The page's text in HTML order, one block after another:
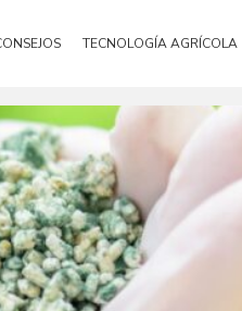
TECNOLOGÍA AGRÍCOLA